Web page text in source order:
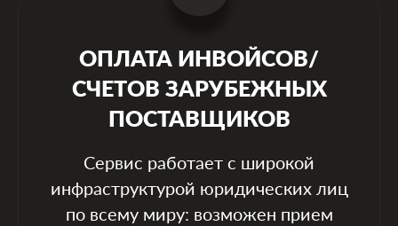
ОПЛАТА ИНВОЙСОВ/
СЧЕТОВ ЗАРУБЕЖНЫХ
ПОСТАВЩИКОВ
Сервис работает с широкой
инфраструктурой юридических лиц
по всему миру: возможен прием
Скопировано